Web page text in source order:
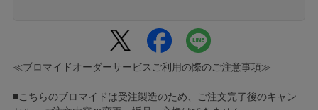
≪ブロマイドオーダーサービスご利用の際のご注意事項≫
■こちらのブロマイドは受注製造のため、ご注文完了後のキャン